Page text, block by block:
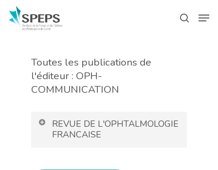
search
Toutes les publications de
l'éditeur : OPH-
COMMUNICATION
REVUE DE L'OPHTALMOLOGIE
FRANCAISE